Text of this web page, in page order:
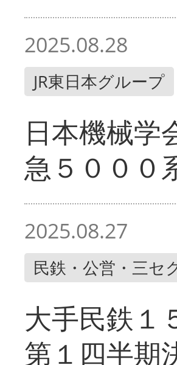
2025.08.28
JR東日本グループ
日本機械
急５０００
2025.08.27
民鉄・公営・三セ
大手民鉄
第１四半